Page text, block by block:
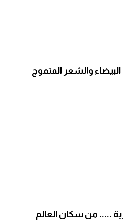
والشعر المتموج
..... من سكان العالم